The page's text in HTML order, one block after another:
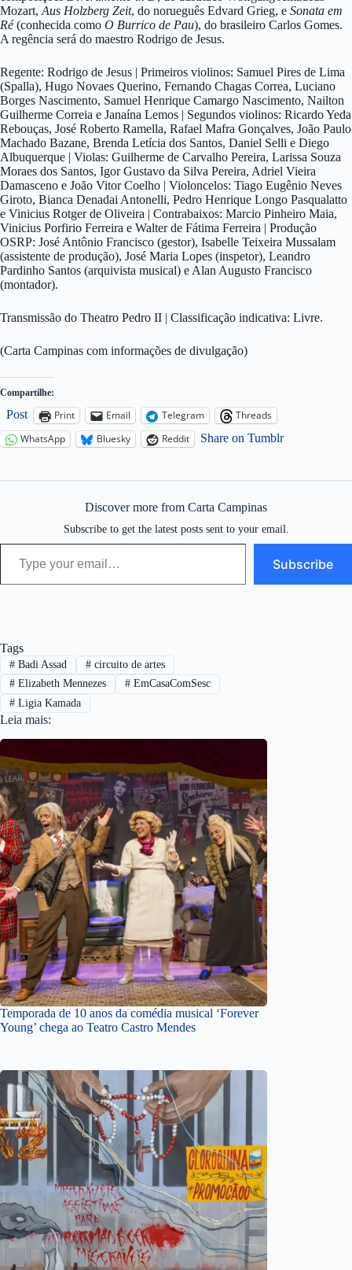
Mozart, Aus Holzberg Zeit, do norueguês Edvard Grieg, e Sonata em
Ré(conhecida como O Burrico de Pau), do brasileiro Carlos Gomes.
A regência será do maestro Rodrigo de Jesus.
Regente: Rodrigo de Jesus | Primeiros violinos: Samuel Pires de Lima
(Spalla), Hugo Novaes Querino, Fernando Chagas Correa, Luciano
Borges Nascimento, Samuel Henrique Camargo Nascimento, Nailton
Guilherme Correia e Janaína Lemos | Segundos violinos: Ricardo Yeda
Rebouças, José Roberto Ramella, Rafael Mafra Gonçalves, João Paulo
Machado Bazane, Brenda Letícia dos Santos, Daniel Selli e Diego
Albuquerque | Violas: Guilherme de Carvalho Pereira, Larissa Souza
Moraes dos Santos, Igor Gustavo da Silva Pereira, Adriel Vieira
Damasceno e João Vitor Coelho | Violoncelos: Tiago Eugênio Neves
Giroto, Bianca Denadai Antonelli, Pedro Henrique Longo Pasqualatto
e Vinicius Rotger de Oliveira | Contrabaixos: Marcio Pinheiro Maia,
Vinicius Porfirio Ferreira e Walter de Fátima Ferreira | Produção
OSRP: José Antônio Francisco (gestor), Isabelle Teixeira Mussalam
(assistente de produção), José Maria Lopes (inspetor), Leandro
Pardinho Santos (arquivista musical) e Alan Augusto Francisco
(montador).
Transmissão do Theatro Pedro II | Classificação indicativa: Livre.
(Carta Campinas com informações de divulgação)
Compartilhe:
Post Print Email Telegram
Threads
WhatsApp
Bluesky Reddit Share on Tumblr
Discover more from Carta Campinas
Subscribe to get the latest posts sent to your email.
Type your email…
Subscribe
Tags
#Badi Assad #circuito de artes
#Elizabeth Mennezes #EmCasaComSesc
#Ligia Kamada
Leia mais:
Temporada de 10 anos da comédia musical ‘Forever
Young’ chega ao Teatro Castro Mendes